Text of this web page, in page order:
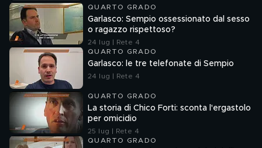
QUARTO GRADO
Garlasco: Sempio ossessionato dal sesso
o ragazzo rispettoso?
24 lug | Rete 4
QUARTO GRADO
Garlasco: le tre telefonate di Sempio
24 lug | Rete 4
QUARTO GRADO
La storia di Chico Forti: sconta l'ergastolo
per omicidio
25 lug | Rete 4
QUARTO GRADO